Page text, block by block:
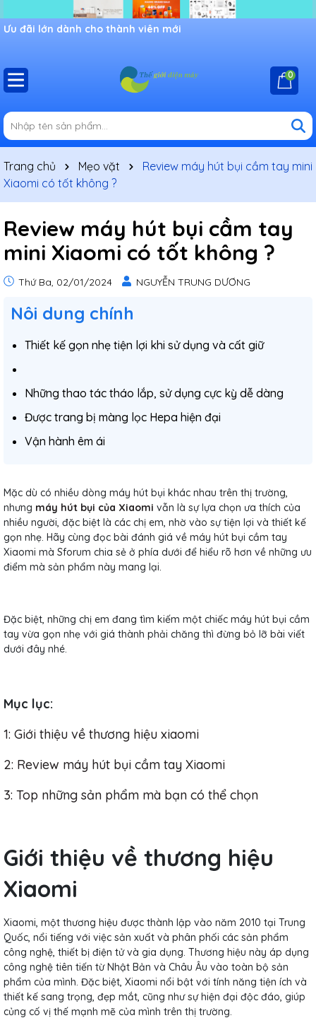
Ưu đãi lớn dành cho thành viên mới
0
Trang chủ Mẹo vặt
Review máy hút bụi cầm tay mini
Xiaomi có tốt không ?
Review máy hút bụi cầm tay
mini Xiaomi có tốt không ?
Thứ Ba, 02/01/2024 NGUYỄN TRUNG DƯƠNG
Nôi dung chính
Thiết kế gọn nhẹ tiện lợi khi sử dụng và cất giữ
Những thao tác tháo lắp, sử dụng cực kỳ dễ dàng
Được trang bị màng lọc Hepa hiện đại
Vận hành êm ái
Mặc dù có nhiều dòng máy hút bụi khác nhau trên thị trường,
nhưng máy hút bụi của Xiaomi vẫn là sự lựa chọn ưa thích của
nhiều người, đặc biệt là các chị em, nhờ vào sự tiện lợi và thiết kế
gọn nhẹ. Hãy cùng đọc bài đánh giá về máy hút bụi cầm tay
Xiaomi mà Sforum chia sẻ ở phía dưới để hiểu rõ hơn về những ưu
điểm mà sản phẩm này mang lại.
Đặc biệt, những chị em đang tìm kiếm một chiếc máy hút bụi cầm
tay vừa gọn nhẹ với giá thành phải chăng thì đừng bỏ lỡ bài viết
dưới đây nhé.
Mục lục:
1: Giới thiệu về thương hiệu xiaomi
2: Review máy hút bụi cầm tay Xiaomi
3: Top những sản phẩm mà bạn có thể chọn
Giới thiệu về thương hiệu
Xiaomi
Xiaomi, một thương hiệu được thành lập vào năm 2010 tại Trung
Quốc, nổi tiếng với việc sản xuất và phân phối các sản phẩm
công nghệ, thiết bị điện tử và gia dụng. Thương hiệu này áp dụng
công nghệ tiên tiến từ Nhật Bản và Châu Âu vào toàn bộ sản
phẩm của mình. Đặc biệt, Xiaomi nổi bật với tính năng tiện ích và
thiết kế sang trọng, đẹp mắt, cũng như sự hiện đại độc đáo, giúp
củng cố vị thế mạnh mẽ của mình trên thị trường.